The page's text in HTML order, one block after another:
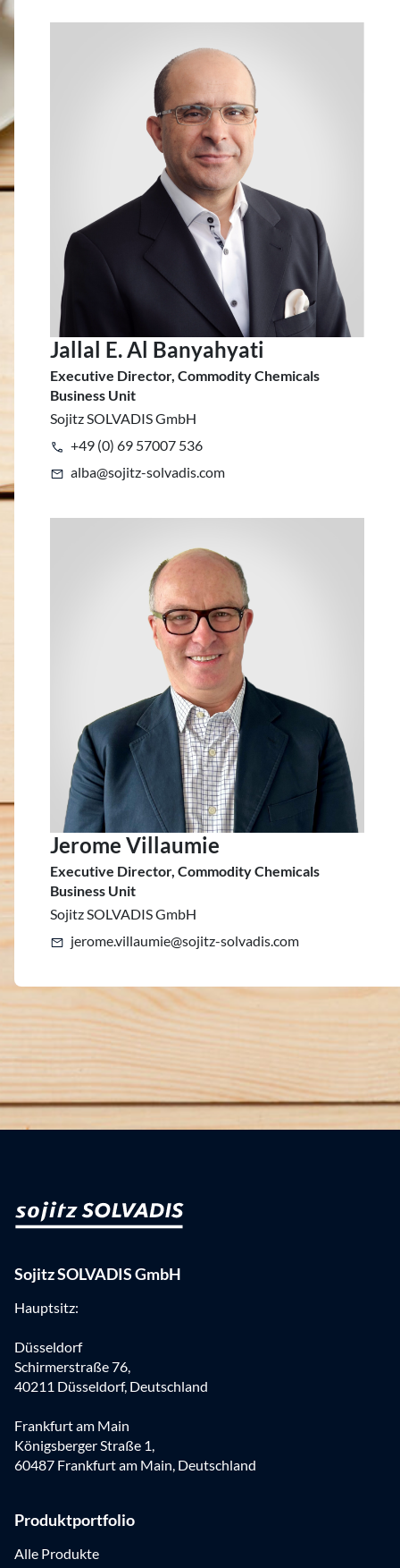
Jallal E. Al Banyahyati
Executive Director, Commodity Chemicals
Business Unit
Sojitz SOLVADIS GmbH
+49 (0) 69 57007 536
alba@sojitz-solvadis.com
Jerome Villaumie
Executive Director, Commodity Chemicals
Business Unit
Sojitz SOLVADIS GmbH
jerome.villaumie@sojitz-solvadis.com
Sojitz SOLVADIS GmbH
Hauptsitz:
Düsseldorf
Schirmerstraße 76,
40211 Düsseldorf, Deutschland
Frankfurt am Main
Königsberger Straße 1,
60487 Frankfurt am Main, Deutschland
Produktportfolio
Alle Produkte